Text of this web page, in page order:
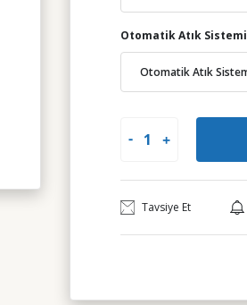
Otomatik Atık Sistemi
Tavsiye Et